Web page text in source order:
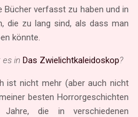
Bücher verfasst zu haben und in
die zu lang sind, als dass man
könnte.
in Das Zwielichtkaleidoskop?
ist nicht mehr (aber auch nicht
besten Horrorgeschichten
Jahre, die in verschiedenen